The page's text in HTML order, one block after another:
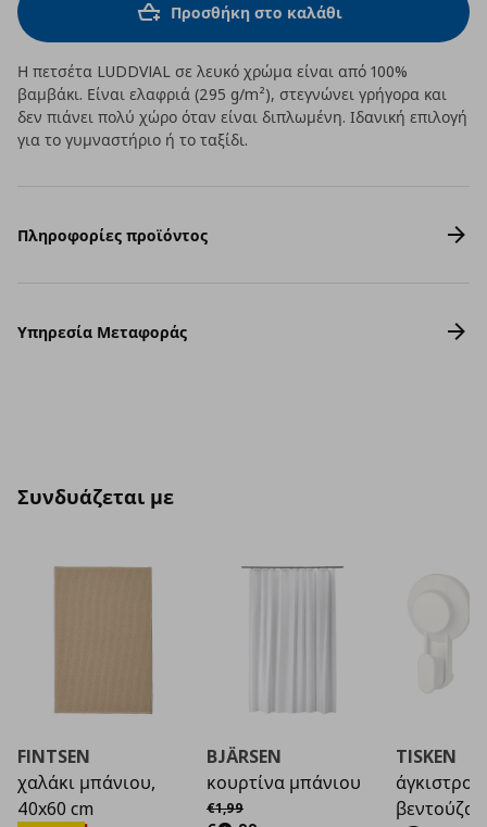
Προσθήκη στο καλάθι
Η πετσέτα LUDDVIAL σε λευκό χρώμα είναι από 100%
βαμβάκι. Είναι ελαφριά (295 g/m²), στεγνώνει γρήγορα και
δεν πιάνει πολύ χώρο όταν είναι διπλωμένη. Ιδανική επιλογή
για το γυμναστήριο ή το ταξίδι.
Πληροφορίες προϊόντος
Υπηρεσία Μεταφοράς
Συνδυάζεται με
FINTSEN
χαλάκι μπάνιου,
40x60 cm
BJÄRSEN
κουρτίνα μπάνιου
€1,99
Αρχική τιμή
TISKEN
άγκιστρο
βεντούζα,